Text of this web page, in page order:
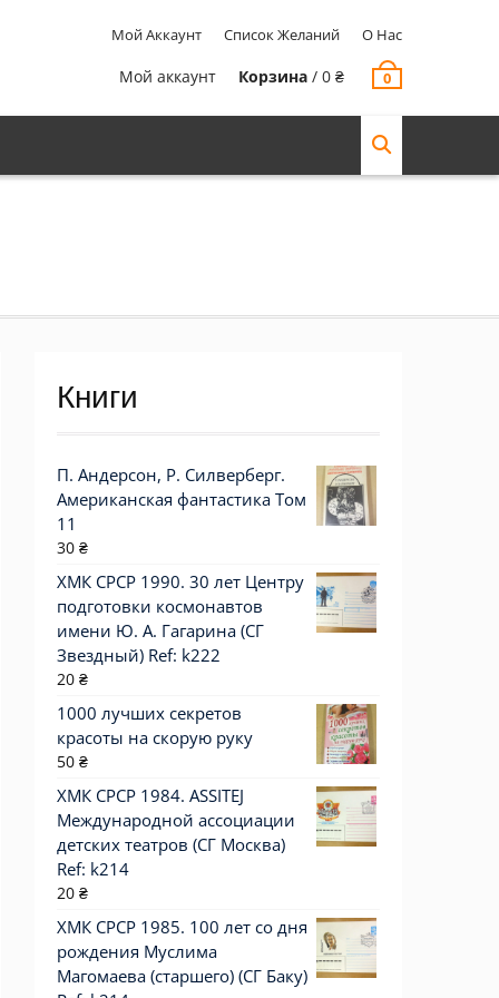
Мой Аккаунт Список Желаний О Нас
Мой аккаунт Корзина / 0 ₴ 0
Книги
П. Андерсон, Р. Силверберг.
Американская фантастика Том
11
30 ₴
ХМК СРСР 1990. 30 лет Центру
подготовки космонавтов
имени Ю. А. Гагарина (СГ
Звездный) Ref: k222
20 ₴
1000 лучших секретов
красоты на скорую руку
50 ₴
ХМК СРСР 1984. ASSITEJ
Международной ассоциации
детских театров (СГ Москва)
Ref: k214
20 ₴
ХМК СРСР 1985. 100 лет со дня
рождения Муслима
Магомаева (старшего) (СГ Баку)